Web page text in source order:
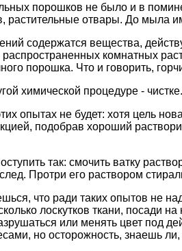
порошков не было и в
растительные отвары. До мыла
содержатся вещества,
комнатных
порошка. Что и говорить,
химической процедуре - чистке.
опытах не будет: хотя цель
подобрав хороший
так: смочить ватку
Протри его раствором
что ради таких опытов не
лоскутков ткани, посади
или менять цвет под
но осторожность, знаешь